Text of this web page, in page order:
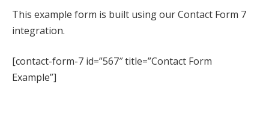
This example form is built using our Contact Form 7
integration.
[contact-form-7 id=”567″ title=”Contact Form
Example”]